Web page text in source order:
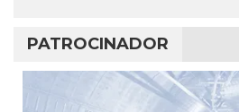
PATROCINADOR